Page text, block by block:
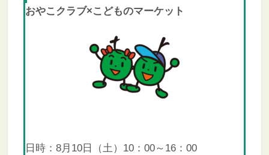
おやこクラブ×こどものマーケット
日時：8月10日（土）10：00～16：00